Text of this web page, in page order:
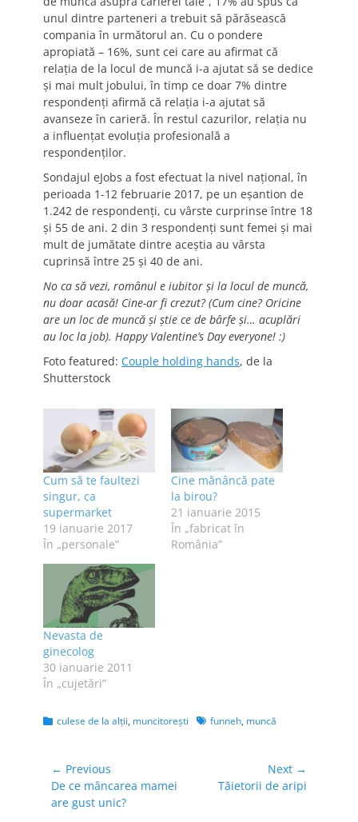
unul dintre parteneri a trebuit să părăsească
compania în următorul an. Cu o pondere
apropiată – 16%, sunt cei care au afirmat că
relația de la locul de muncă i-a ajutat să se dedice
și mai mult jobului, în timp ce doar 7% dintre
respondenți afirmă că relația i-a ajutat să
avanseze în carieră. În restul cazurilor, relația nu
a influențat evoluția profesională a
respondenților.
Sondajul eJobs a fost efectuat la nivel naţional, în
perioada 1-12 februarie 2017, pe un eşantion de
1.242 de respondenți, cu vârste curprinse între 18
și 55 de ani. 2 din 3 respondenți sunt femei și mai
mult de jumătate dintre aceștia au vârsta
cuprinsă între 25 și 40 de ani.
No ca să vezi, românul e iubitor și la locul de muncă,
nu doar acasă! Cine-ar fi crezut? (Cum cine? Oricine
are un loc de muncă și știe ce de bârfe și… acuplări
au loc la job). Happy Valentine’s Day everyone! :)
Foto featured: Couple holding hands, de la
Shutterstock
Cum să te faultezi
singur, ca
supermarket
19 ianuarie 2017
În „personale”
Cine mănâncă pate
la birou?
21 ianuarie 2015
În „fabricat în
România”
Nevasta de
ginecolog
30 ianuarie 2011
În „cujetări”
Categories
culese de la alţii, muncitoreşti Tagsfunneh, muncă
Navigare
în
articole
← Previous
Previous
post:
De ce mâncarea mamei
are gust unic?
Next →
Tăietorii de aripi